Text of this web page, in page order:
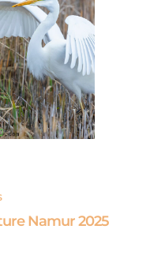
Namur 2025